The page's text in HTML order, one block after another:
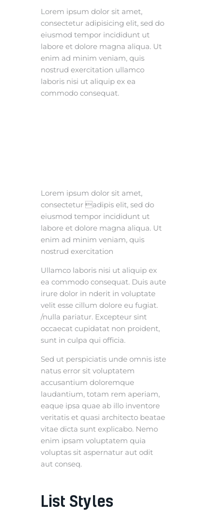
Lorem ipsum dolor sit amet,
consectetur adipisicing elit, sed do
eiusmod tempor incididunt ut
labore et dolore magna aliqua. Ut
enim ad minim veniam, quis
nostrud exercitation ullamco
laboris nisi ut aliquip ex ea
commodo consequat.
Lorem ipsum dolor sit amet,
consectetur adipis elit, sed do
eiusmod tempor incididunt ut
labore et dolore magna aliqua. Ut
enim ad minim veniam, quis
nostrud exercitation
Ullamco laboris nisi ut aliquip ex
ea commodo consequat. Duis aute
irure dolor in nderit in voluptate
velit esse cillum dolore eu fugiat.
/nulla pariatur. Excepteur sint
occaecat cupidatat non proident,
sunt in culpa qui officia.
Sed ut perspiciatis unde omnis iste
natus error sit voluptatem
accusantium doloremque
laudantium, totam rem aperiam,
eaque ipsa quae ab illo inventore
veritatis et quasi architecto beatae
vitae dicta sunt explicabo. Nemo
enim ipsam voluptatem quia
voluptas sit aspernatur aut odit
aut conseq.
List Styles